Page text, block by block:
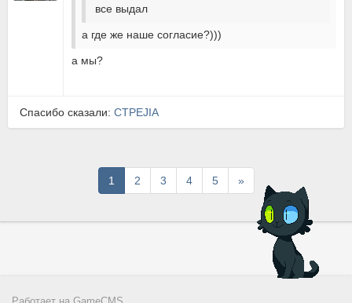
все выдал
а где же наше согласие?)))
а мы?
Спасибо сказали: CTPEJIA
1 2 3 4 5 »Последняя